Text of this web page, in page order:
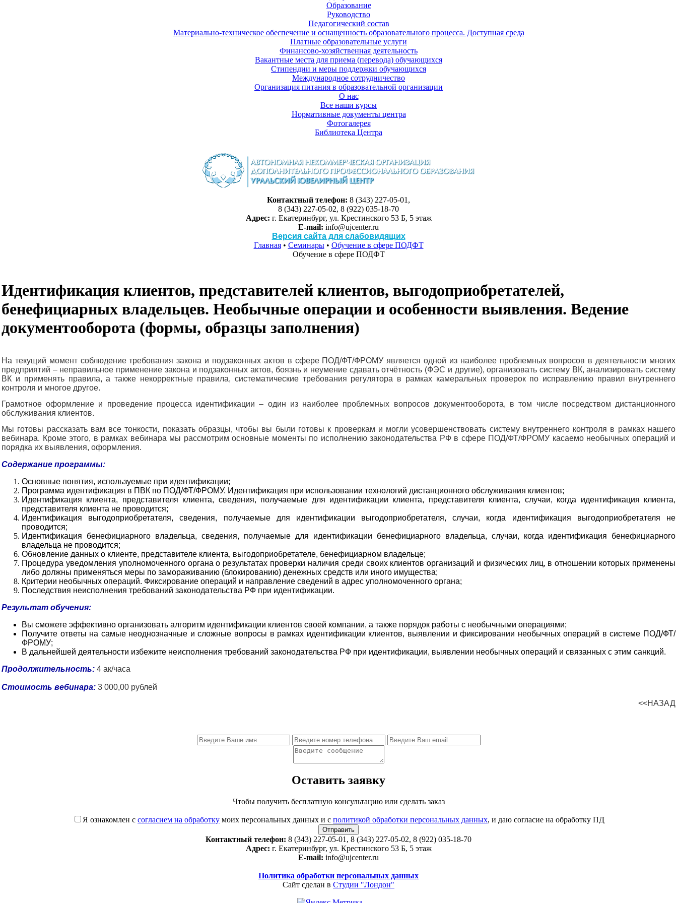
Образование
Руководство
Педагогический состав
Материально-техническое обеспечение и оснащенность образовательного процесса. Доступная среда
Платные образовательные услуги
Финансово-хозяйственная деятельность
Вакантные места для приема (перевода) обучающихся
Стипендии и меры поддержки обучающихся
Международное сотрудничество
Организация питания в образовательной организации
О нас
Все наши курсы
Нормативные документы центра
Фотогалерея
Библиотека Центра
Контактный телефон: 8 (343) 227-05-01,
8 (343) 227-05-02, 8 (922) 035-18-70
Адрес: г. Екатеринбург, ул. Крестинского 53 Б, 5 этаж
E-mail: info@ujcenter.ru
Версия сайта для слабовидящих
Главная• Семинары• Обучение в сфере ПОДФТ
Обучение в сфере ПОДФТ
Идентификация клиентов, представителей клиентов, выгодоприобретателей,
бенефициарных владельцев. Необычные операции и особенности выявления. Ведение
документооборота (формы, образцы заполнения)
На текущий момент соблюдение требования закона и подзаконных актов в сфере ПОД/ФТ/ФРОМУ является одной из наиболее проблемных вопросов в деятельности многих
предприятий – неправильное применение закона и подзаконных актов, боязнь и неумение сдавать отчётность (ФЭС и другие), организовать систему ВК, анализировать систему
ВК и применять правила, а также некорректные правила, систематические требования регулятора в рамках камеральных проверок по исправлению правил внутреннего
контроля и многое другое.
Грамотное оформление и проведение процесса идентификации – один из наиболее проблемных вопросов документооборота, в том числе посредством дистанционного
обслуживания клиентов.
Мы готовы рассказать вам все тонкости, показать образцы, чтобы вы были готовы к проверкам и могли усовершенствовать систему внутреннего контроля в рамках нашего
вебинара. Кроме этого, в рамках вебинара мы рассмотрим основные моменты по исполнению законодательства РФ в сфере ПОД/ФТ/ФРОМУ касаемо необычных операций и
порядка их выявления, оформления.
Содержание программы:
Основные понятия, используемые при идентификации;
Программа идентификация в ПВК по ПОД/ФТ/ФРОМУ. Идентификация при использовании технологий дистанционного обслуживания клиентов;
Идентификация клиента, представителя клиента, сведения, получаемые для идентификации клиента, представителя клиента, случаи, когда идентификация клиента,
представителя клиента не проводится;
Идентификация выгодоприобретателя, сведения, получаемые для идентификации выгодоприобретателя, случаи, когда идентификация выгодоприобретателя не
проводится;
Идентификация бенефициарного владельца, сведения, получаемые для идентификации бенефициарного владельца, случаи, когда идентификация бенефициарного
владельца не проводится;
Обновление данных о клиенте, представителе клиента, выгодоприобретателе, бенефициарном владельце;
Процедура уведомления уполномоченного органа о результатах проверки наличия среди своих клиентов организаций и физических лиц, в отношении которых применены
либо должны применяться меры по замораживанию (блокированию) денежных средств или иного имущества;
Критерии необычных операций. Фиксирование операций и направление сведений в адрес уполномоченного органа;
Последствия неисполнения требований законодательства РФ при идентификации.
Результат обучения:
Вы сможете эффективно организовать алгоритм идентификации клиентов своей компании, а также порядок работы с необычными операциями;
Получите ответы на самые неоднозначные и сложные вопросы в рамках идентификации клиентов, выявлении и фиксировании необычных операций в системе ПОД/ФТ/
ФРОМУ;
В дальнейшей деятельности избежите неисполнения требований законодательства РФ при идентификации, выявлении необычных операций и связанных с этим санкций.
Продолжительность: 4 ак/часа
Стоимость вебинара: 3 000,00 рублей
<<НАЗАД
Оставить заявку
Чтобы получить бесплатную консультацию или сделать заказ
Я ознакомлен с согласием на обработку моих персональных данных и с политикой обработки персональных данных, и даю согласие на обработку ПД
Контактный телефон: 8 (343) 227-05-01, 8 (343) 227-05-02, 8 (922) 035-18-70
Адрес: г. Екатеринбург, ул. Крестинского 53 Б, 5 этаж
E-mail: info@ujcenter.ru
Политика обработки персональных данных
Сайт сделан в Студии "Лондон"